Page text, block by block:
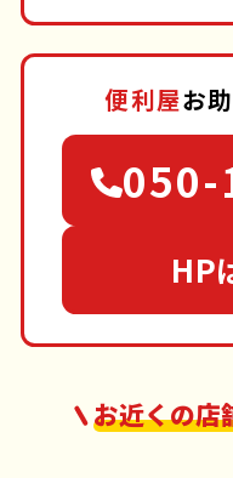
便利屋お
050-
HP
お近くの店